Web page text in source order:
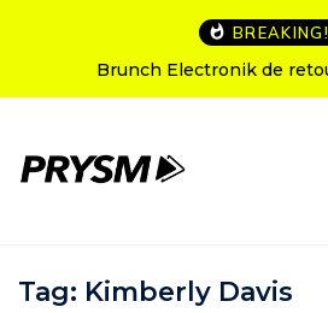
BREAKING!
Electronik de retour à Bordeaux
Tag: Kimberly Davis